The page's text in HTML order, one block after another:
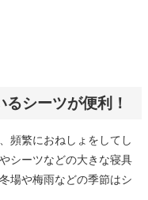
シーツが便利！
頻繁におねしょをしてし
シーツなどの大きな寝具
場や梅雨などの季節はシ